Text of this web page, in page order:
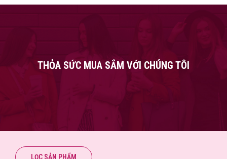
THỎA SỨC MUA SẮM VỚI CHÚNG TÔI
LỌC SẢN PHẨM